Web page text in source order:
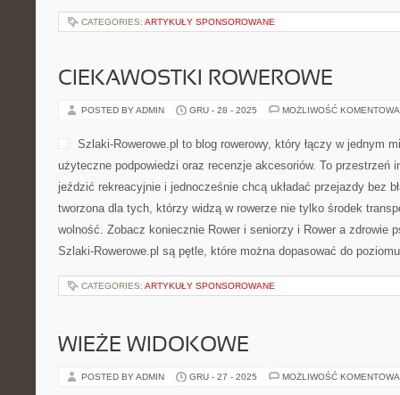
CATEGORIES: ARTYKUŁY SPONSOROWANE
CIEKAWOSTKI ROWEROWE
POSTED BY ADMIN GRU - 28 - 2025 MOŻLIWOŚĆ
Szlaki-Rowerowe.pl to blog rowerowy, który łączy w jednym
użyteczne podpowiedzi oraz recenzje akcesoriów. To przestrzeń
jeździć rekreacyjnie i jednocześnie chcą układać przejazdy bez
tworzona dla tych, którzy widzą w rowerze nie tylko środek
wolność. Zobacz koniecznie Rower i seniorzy i Rower a zdrowie
Szlaki-Rowerowe.pl są pętle, które można dopasować do
CATEGORIES: ARTYKUŁY SPONSOROWANE
WIEŻE WIDOKOWE
POSTED BY ADMIN GRU - 27 - 2025 MOŻLIWOŚĆ